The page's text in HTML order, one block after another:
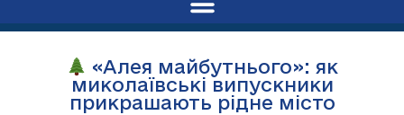
«Алея майбутнього»: як
миколаївські випускники
прикрашають рідне місто